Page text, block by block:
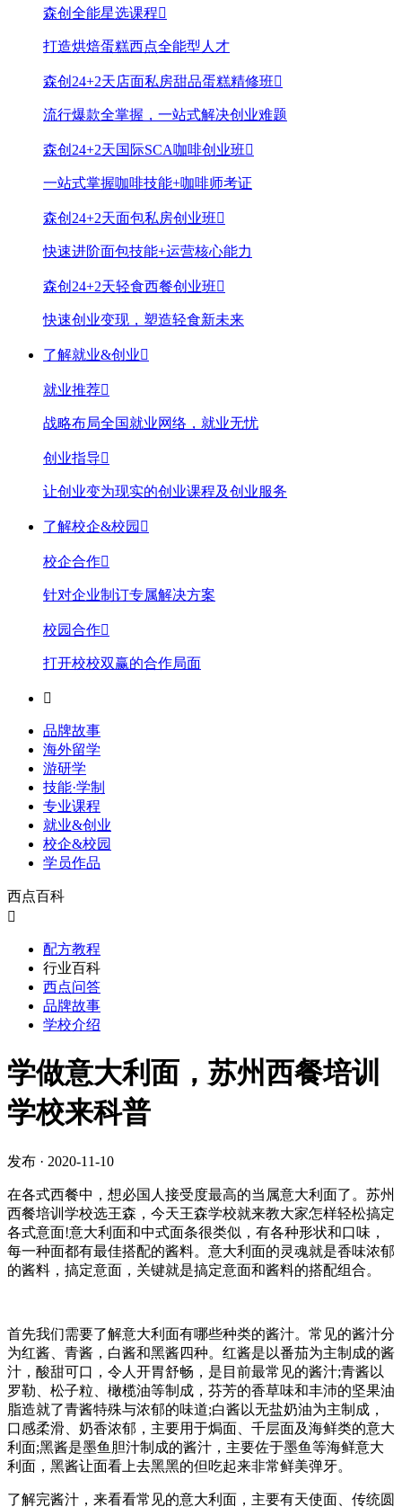
森创全能星选课程
打造烘焙蛋糕西点全能型人才
森创24+2天店面私房甜品蛋糕精修班
流行爆款全掌握，一站式解决创业难题
森创24+2天国际SCA咖啡创业班
一站式掌握咖啡技能+咖啡师考证
森创24+2天面包私房创业班
快速进阶面包技能+运营核心能力
森创24+2天轻食西餐创业班
快速创业变现，塑造轻食新未来
了解就业&创业
就业推荐
战略布局全国就业网络，就业无忧
创业指导
让创业变为现实的创业课程及创业服务
了解校企&校园 
校企合作
针对企业制订专属解决方案
校园合作
打开校校双赢的合作局面

品牌故事
海外留学
游研学
技能·学制
专业课程
就业&创业
校企&校园
学员作品
西点百科

配方教程
行业百科
西点问答
品牌故事
学校介绍
学做意大利面，苏州西餐培训
学校来科普
发布 · 2020-11-10
在各式西餐中，想必国人接受度最高的当属意大利面了。苏州
西餐培训学校选王森，今天王森学校就来教大家怎样轻松搞定
各式意面!意大利面和中式面条很类似，有各种形状和口味，
每一种面都有最佳搭配的酱料。意大利面的灵魂就是香味浓郁
的酱料，搞定意面，关键就是搞定意面和酱料的搭配组合。
首先我们需要了解意大利面有哪些种类的酱汁。常见的酱汁分
为红酱、青酱，白酱和黑酱四种。红酱是以番茄为主制成的酱
汁，酸甜可口，令人开胃舒畅，是目前最常见的酱汁;青酱以
罗勒、松子粒、橄榄油等制成，芬芳的香草味和丰沛的坚果油
脂造就了青酱特殊与浓郁的味道;白酱以无盐奶油为主制成，
口感柔滑、奶香浓郁，主要用于焗面、千层面及海鲜类的意大
利面;黑酱是墨鱼胆汁制成的酱汁，主要佐于墨鱼等海鲜意大
利面，黑酱让面看上去黑黑的但吃起来非常鲜美弹牙。
了解完酱汁，来看看常见的意大利面，主要有天使面、传统圆